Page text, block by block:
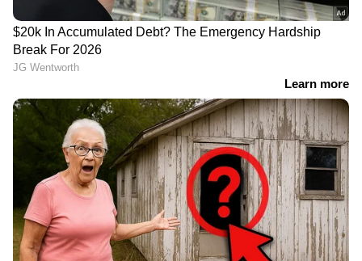
LATEST VIDEOS
വയോധികയുടെ കഴുത്തിൽ നിന്ന്
അഞ്ചര പവന്റെ സ്വർണ്ണം പൊട്ടിച്ച്
എടുത്തു; പ്രതി പിടിയിൽ
JPSC, JSSC പരീക്ഷകളിൽ
ആക്ഷേപം; ജാർഖണ്ഡിൽ
വിദ്യാർത്ഥി പ്രക്ഷോഭം